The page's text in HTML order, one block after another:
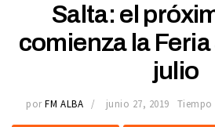
Salta: el
comienza la
julio
por FM ALBA junio 27, 2019 Tiempo